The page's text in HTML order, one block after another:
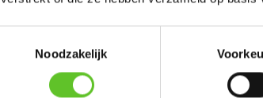
Noodzakelijk
achter: